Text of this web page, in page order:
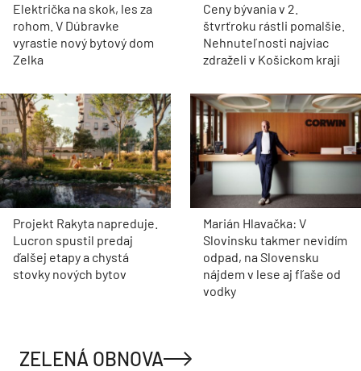
Električka na skok, les za
rohom. V Dúbravke
vyrastie nový bytový dom
Zelka
Ceny bývania v 2.
štvrťroku rástli pomalšie.
Nehnuteľnosti najviac
zdraželi v Košickom kraji
Projekt Rakyta napreduje.
Lucron spustil predaj
ďalšej etapy a chystá
stovky nových bytov
Marián Hlavačka: V
Slovinsku takmer nevidím
odpad, na Slovensku
nájdem v lese aj fľaše od
vodky
ZELENÁ OBNOVA